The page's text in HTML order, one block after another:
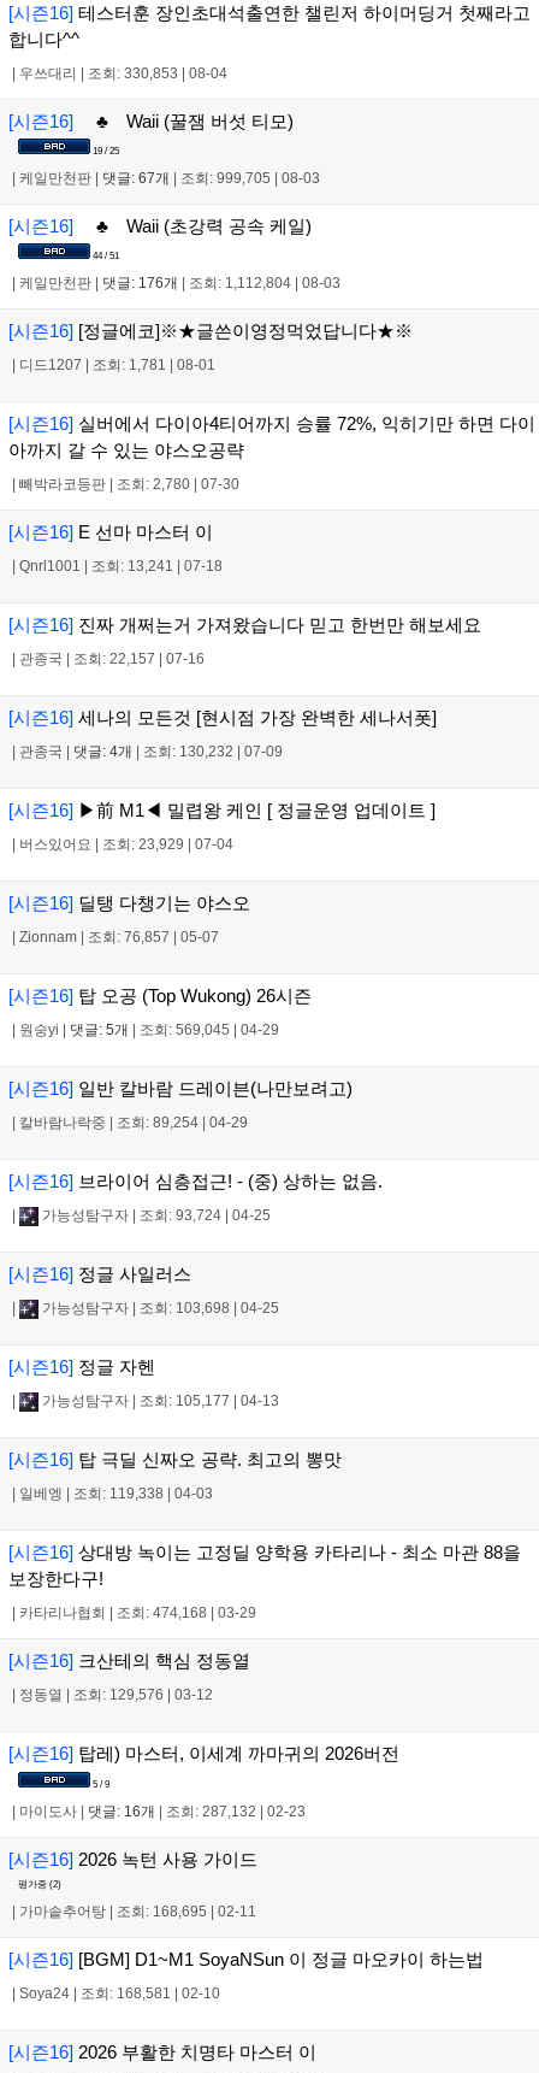
[시즌16] 테스터훈 장인초대석출연한 챌린저 하이머딩거 첫째라고
합니다^^
| 우쓰대리 | 조회: 330,853 | 08-04
[시즌16] ♣ Waii (꿀잼 버섯 티모)
19 / 25
| 케일만천판 | 댓글: 67개 | 조회: 999,705 | 08-03
[시즌16] ♣ Waii (초강력 공속 케일)
44 / 51
케일만천판 댓글: 176개 조회: 1,112,804 08-03
[시즌16] [정글에코]※★글쓴이영정먹었답니다★※
디드1207 조회: 1,781 08-01
[시즌16] 실버에서 다이아4티어까지 승률 72%, 익히기만 하면 다이
아까지 갈 수 있는 야스오공략
빼박라코등판 조회: 2,780 07-30
[시즌16] E 선마 마스터 이
Qnrl1001 조회: 13,241 07-18
[시즌16] 진짜 개쩌는거 가져왔습니다 믿고 한번만 해보세요
관종국 조회: 22,157 07-16
[시즌16] 세나의 모든것 [현시점 가장 완벽한 세나서폿]
관종국 댓글: 4개 조회: 130,232 07-09
[시즌16] ▶前 M1◀ 밀렵왕 케인 [ 정글운영 업데이트 ]
버스있어요 조회: 23,929 07-04
[시즌16] 딜탱 다챙기는 야스오
Zionnam 조회: 76,857 05-07
[시즌16] 탑 오공 (Top Wukong) 26시즌
원숭yi 댓글: 5개 조회: 569,045 04-29
[시즌16] 일반 칼바람 드레이븐(나만보려고)
칼바람나락중 조회: 89,254 04-29
[시즌16] 브라이어 심층접근! - (중) 상하는 없음.
가능성탐구자 조회: 93,724 04-25
[시즌16] 정글 사일러스
가능성탐구자 조회: 103,698 04-25
[시즌16] 정글 자헨
가능성탐구자 조회: 105,177 04-13
[시즌16] 탑 극딜 신짜오 공략. 최고의 뽕맛
일베엥 조회: 119,338 04-03
[시즌16] 상대방 녹이는 고정딜 양학용 카타리나 - 최소 마관 88을
보장한다구!
카타리나협회 조회: 474,168 03-29
[시즌16] 크산테의 핵심 정동열
정동열 조회: 129,576 03-12
[시즌16] 탑레) 마스터, 이세계 까마귀의 2026버전
5 / 9
| 마이도사 | 댓글: 16개 | 조회: 287,132 | 02-23
[시즌16] 2026 녹턴 사용 가이드
평가중 (2)
가마솥추어탕 조회: 168,695 02-11
[시즌16] [BGM] D1~M1 SoyaNSun 이 정글 마오카이 하는법
Soya24 조회: 168,581 02-10
[시즌16] 2026 부활한 치명타 마스터 이